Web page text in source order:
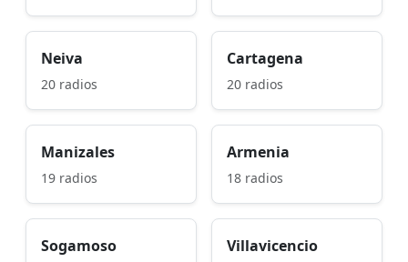
Neiva
20 radios
Cartagena
20 radios
Manizales
19 radios
Armenia
18 radios
Sogamoso Villavicencio